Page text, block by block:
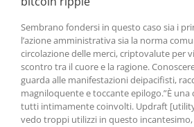
Sembrano fondersi in questo caso sia i
l’azione amministrativa sia la norma
circolazione delle merci, criptovalute per
scontro tra il cuore e la ragione.
guarda alle manifestazioni deipacifisti,
magniloquente e toccante epilogo.”È una
tutti intimamente coinvolti. Updraft
vedo troppi utilizzi in questo incantesimo,